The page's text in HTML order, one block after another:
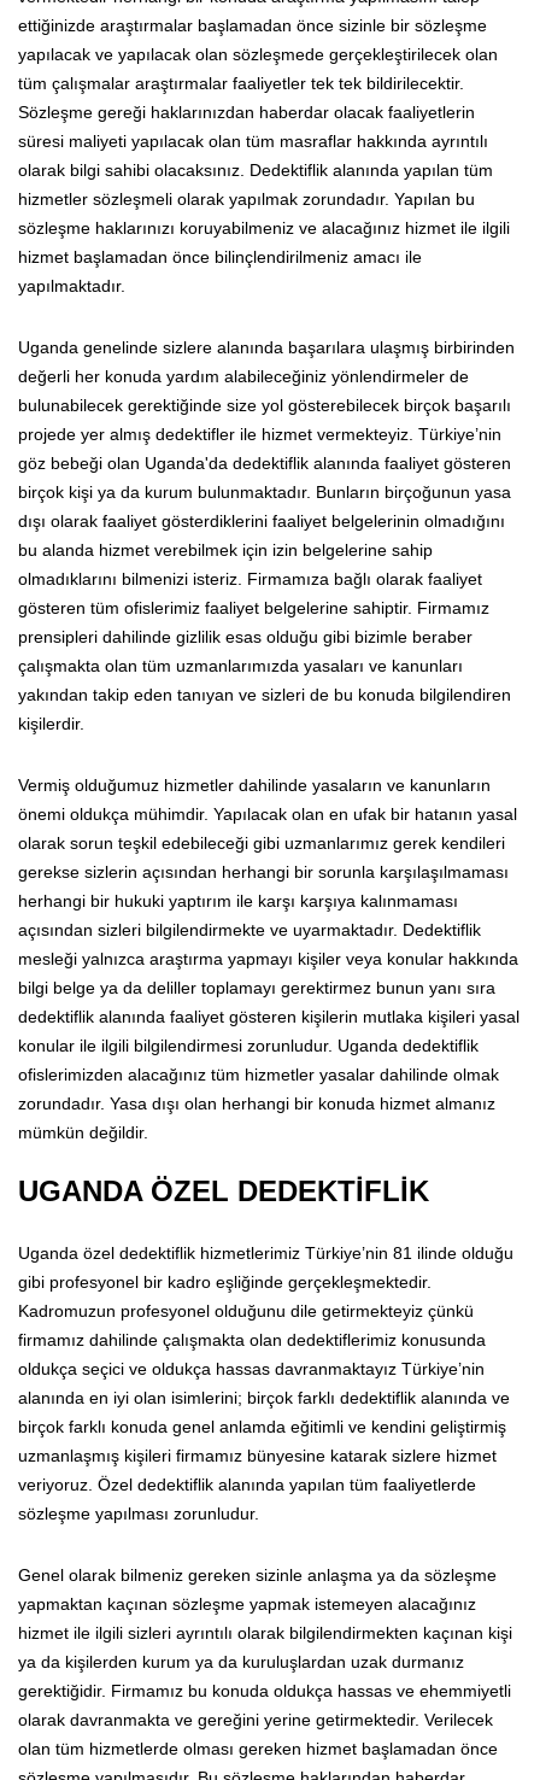
ettiğinizde araştırmalar başlamadan önce sizinle bir sözleşme
yapılacak ve yapılacak olan sözleşmede gerçekleştirilecek olan
tüm çalışmalar araştırmalar faaliyetler tek tek bildirilecektir.
Sözleşme gereği haklarınızdan haberdar olacak faaliyetlerin
süresi maliyeti yapılacak olan tüm masraflar hakkında ayrıntılı
olarak bilgi sahibi olacaksınız. Dedektiflik alanında yapılan tüm
hizmetler sözleşmeli olarak yapılmak zorundadır. Yapılan bu
sözleşme haklarınızı koruyabilmeniz ve alacağınız hizmet ile ilgili
hizmet başlamadan önce bilinçlendirilmeniz amacı ile
yapılmaktadır.
Uganda genelinde sizlere alanında başarılara ulaşmış birbirinden
değerli her konuda yardım alabileceğiniz yönlendirmeler de
bulunabilecek gerektiğinde size yol gösterebilecek birçok başarılı
projede yer almış dedektifler ile hizmet vermekteyiz. Türkiye’nin
göz bebeği olan Uganda'da dedektiflik alanında faaliyet gösteren
birçok kişi ya da kurum bulunmaktadır. Bunların birçoğunun yasa
dışı olarak faaliyet gösterdiklerini faaliyet belgelerinin olmadığını
bu alanda hizmet verebilmek için izin belgelerine sahip
olmadıklarını bilmenizi isteriz. Firmamıza bağlı olarak faaliyet
gösteren tüm ofislerimiz faaliyet belgelerine sahiptir. Firmamız
prensipleri dahilinde gizlilik esas olduğu gibi bizimle beraber
çalışmakta olan tüm uzmanlarımızda yasaları ve kanunları
yakından takip eden tanıyan ve sizleri de bu konuda bilgilendiren
kişilerdir.
Vermiş olduğumuz hizmetler dahilinde yasaların ve kanunların
önemi oldukça mühimdir. Yapılacak olan en ufak bir hatanın yasal
olarak sorun teşkil edebileceği gibi uzmanlarımız gerek kendileri
gerekse sizlerin açısından herhangi bir sorunla karşılaşılmaması
herhangi bir hukuki yaptırım ile karşı karşıya kalınmaması
açısından sizleri bilgilendirmekte ve uyarmaktadır. Dedektiflik
mesleği yalnızca araştırma yapmayı kişiler veya konular hakkında
bilgi belge ya da deliller toplamayı gerektirmez bunun yanı sıra
dedektiflik alanında faaliyet gösteren kişilerin mutlaka kişileri yasal
konular ile ilgili bilgilendirmesi zorunludur. Uganda dedektiflik
ofislerimizden alacağınız tüm hizmetler yasalar dahilinde olmak
zorundadır. Yasa dışı olan herhangi bir konuda hizmet almanız
mümkün değildir.
UGANDA ÖZEL DEDEKTİFLİK
Uganda özel dedektiflik hizmetlerimiz Türkiye’nin 81 ilinde olduğu
gibi profesyonel bir kadro eşliğinde gerçekleşmektedir.
Kadromuzun profesyonel olduğunu dile getirmekteyiz çünkü
firmamız dahilinde çalışmakta olan dedektiflerimiz konusunda
oldukça seçici ve oldukça hassas davranmaktayız Türkiye’nin
alanında en iyi olan isimlerini; birçok farklı dedektiflik alanında ve
birçok farklı konuda genel anlamda eğitimli ve kendini geliştirmiş
uzmanlaşmış kişileri firmamız bünyesine katarak sizlere hizmet
veriyoruz. Özel dedektiflik alanında yapılan tüm faaliyetlerde
sözleşme yapılması zorunludur.
Genel olarak bilmeniz gereken sizinle anlaşma ya da sözleşme
yapmaktan kaçınan sözleşme yapmak istemeyen alacağınız
hizmet ile ilgili sizleri ayrıntılı olarak bilgilendirmekten kaçınan kişi
ya da kişilerden kurum ya da kuruluşlardan uzak durmanız
gerektiğidir. Firmamız bu konuda oldukça hassas ve ehemmiyetli
olarak davranmakta ve gereğini yerine getirmektedir. Verilecek
olan tüm hizmetlerde olması gereken hizmet başlamadan önce